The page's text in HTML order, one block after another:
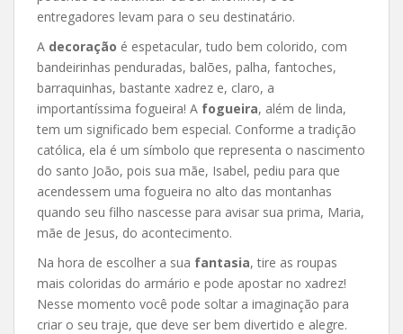
entregadores levam para o seu destinatário.
A decoração é espetacular, tudo bem colorido, com
bandeirinhas penduradas, balões, palha, fantoches,
barraquinhas, bastante xadrez e, claro, a
importantíssima fogueira! A fogueira, além de linda,
tem um significado bem especial. Conforme a tradição
católica, ela é um símbolo que representa o nascimento
do santo João, pois sua mãe, Isabel, pediu para que
acendessem uma fogueira no alto das montanhas
quando seu filho nascesse para avisar sua prima, Maria,
mãe de Jesus, do acontecimento.
Na hora de escolher a sua fantasia, tire as roupas
mais coloridas do armário e pode apostar no xadrez!
Nesse momento você pode soltar a imaginação para
criar o seu traje, que deve ser bem divertido e alegre.